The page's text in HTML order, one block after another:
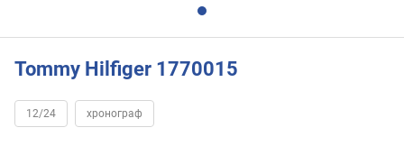
Tommy Hilfiger 1770015
12/24 хронограф